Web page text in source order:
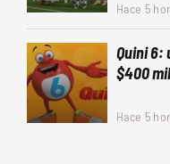
Hace 5
Quini 6:
$400
Hace 5